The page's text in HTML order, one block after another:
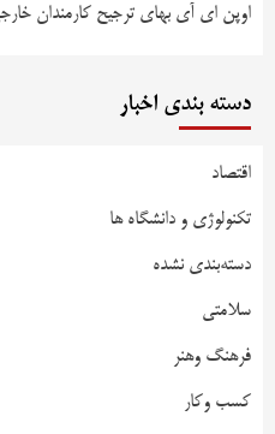
اوپن ای آی بهای ترجیح کارمندان
دسته بندی اخبار
اقتصاد
تکنولوژی و دانشگاه ها
دسته‌بندی نشده
سلامتی
فرهنگ وهنر
کسب وکار